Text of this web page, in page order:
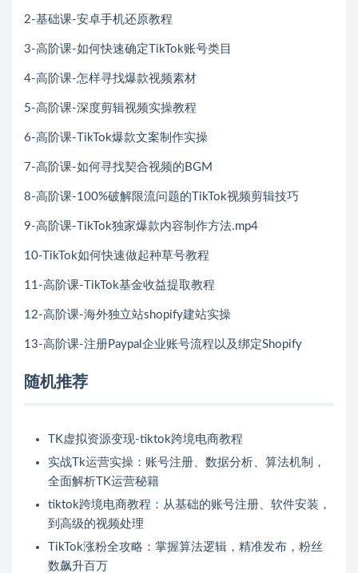
2-基础课-安卓手机还原教程
3-高阶课-如何快速确定TikTok账号类目
4-高阶课-怎样寻找爆款视频素材
5-高阶课-深度剪辑视频实操教程
6-高阶课-TikTok爆款文案制作实操
7-高阶课-如何寻找契合视频的BGM
8-高阶课-100%破解限流问题的TikTok视频剪辑技巧
9-高阶课-TikTok独家爆款内容制作方法.mp4
10-TikTok如何快速做起种草号教程
11-高阶课-TikTok基金收益提取教程
12-高阶课-海外独立站shopify建站实操
13-高阶课-注册Paypal企业账号流程以及绑定Shopify
随机推荐
TK虚拟资源变现-tiktok跨境电商教程
实战Tk运营实操：账号注册、数据分析、算法机制，
全面解析TK运营秘籍
tiktok跨境电商教程：从基础的账号注册、软件安装，
到高级的视频处理
TikTok涨粉全攻略：掌握算法逻辑，精准发布，粉丝
数飙升百万